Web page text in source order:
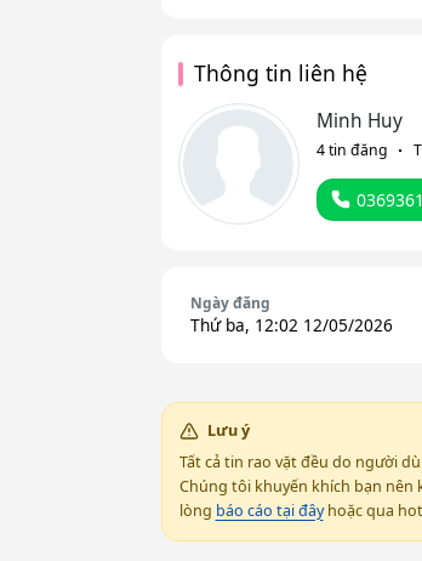
Thông tin liên hệ
Minh Huy
4 tin đăng
Ngày đăng
Thứ ba, 12:02 12/05/2026
Lưu ý
Tất cả tin rao vặt đều do người
Chúng tôi khuyến khích bạn
lòng báo cáo tại đâyhoặc qua